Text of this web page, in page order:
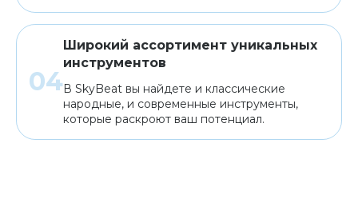
Широкий ассортимент уникальных
инструментов
В SkyBeat вы найдете и классические
народные, и современные инструменты,
которые раскроют ваш потенциал.